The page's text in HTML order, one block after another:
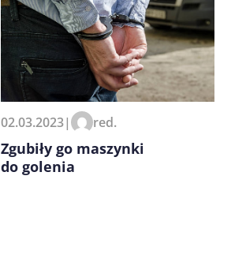
02.03.2023| red.
Zgubiły go maszynki
do golenia